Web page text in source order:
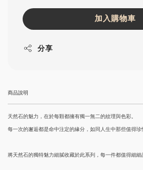
加入購物車
分享
商品說明
天然石的魅力，在於每顆都擁有獨一無二的紋理與色彩。
每一次的邂逅都是命中注定的緣分，如同人生中那些值得珍
將天然石的獨特魅力細膩收藏於此系列，每一件都值得細細